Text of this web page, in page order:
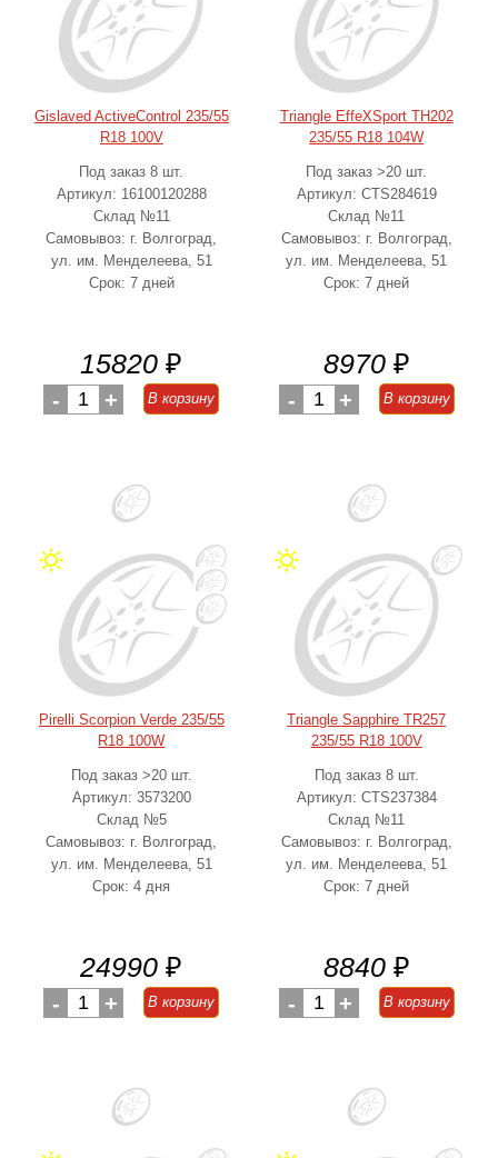
Gislaved ActiveControl 235/55
R18 100V
Под заказ 8 шт.
Артикул: 16100120288
Склад №11
Самовывоз: г. Волгоград,
ул. им. Менделеева, 51
Срок: 7 дней
15820 ₽
- 1 + В корзину
Triangle EffeXSport TH202
235/55 R18 104W
Под заказ >20 шт.
Артикул: CTS284619
Склад №11
Самовывоз: г. Волгоград,
ул. им. Менделеева, 51
Срок: 7 дней
8970 ₽
- 1 + В корзину
Pirelli Scorpion Verde 235/55
R18 100W
Под заказ >20 шт.
Артикул: 3573200
Склад №5
Самовывоз: г. Волгоград,
ул. им. Менделеева, 51
Срок: 4 дня
24990 ₽
- 1 + В корзину
Triangle Sapphire TR257
235/55 R18 100V
Под заказ 8 шт.
Артикул: CTS237384
Склад №11
Самовывоз: г. Волгоград,
ул. им. Менделеева, 51
Срок: 7 дней
8840 ₽
- 1 + В корзину